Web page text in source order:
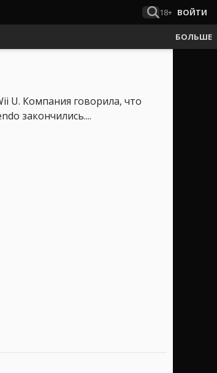
18+ ВОЙТИ
БОЛЬШЕ
U. Компания говорила, что
закончились....